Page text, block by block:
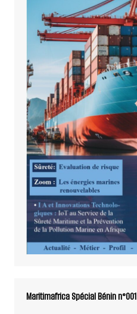
Maritimafrica Spécial Bénin n°001